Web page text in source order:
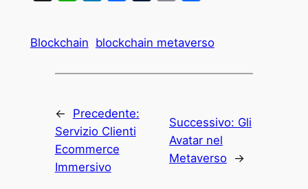
Blockchain blockchain metaverso
←
Precedente:
Servizio Clienti
Ecommerce
Immersivo
Successivo: Gli
Avatar nel
Metaverso
→